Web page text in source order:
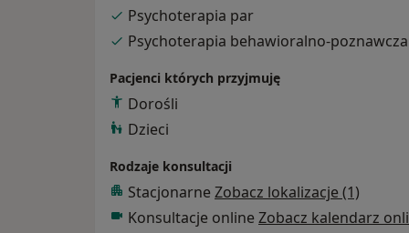
Psychoterapia par
Psychoterapia behawioralno-poznawcza
Pacjenci których przyjmuję
Dorośli
Dzieci
Rodzaje konsultacji
Stacjonarne Zobacz lokalizacje (1)
Konsultacje online Zobacz kalendarz